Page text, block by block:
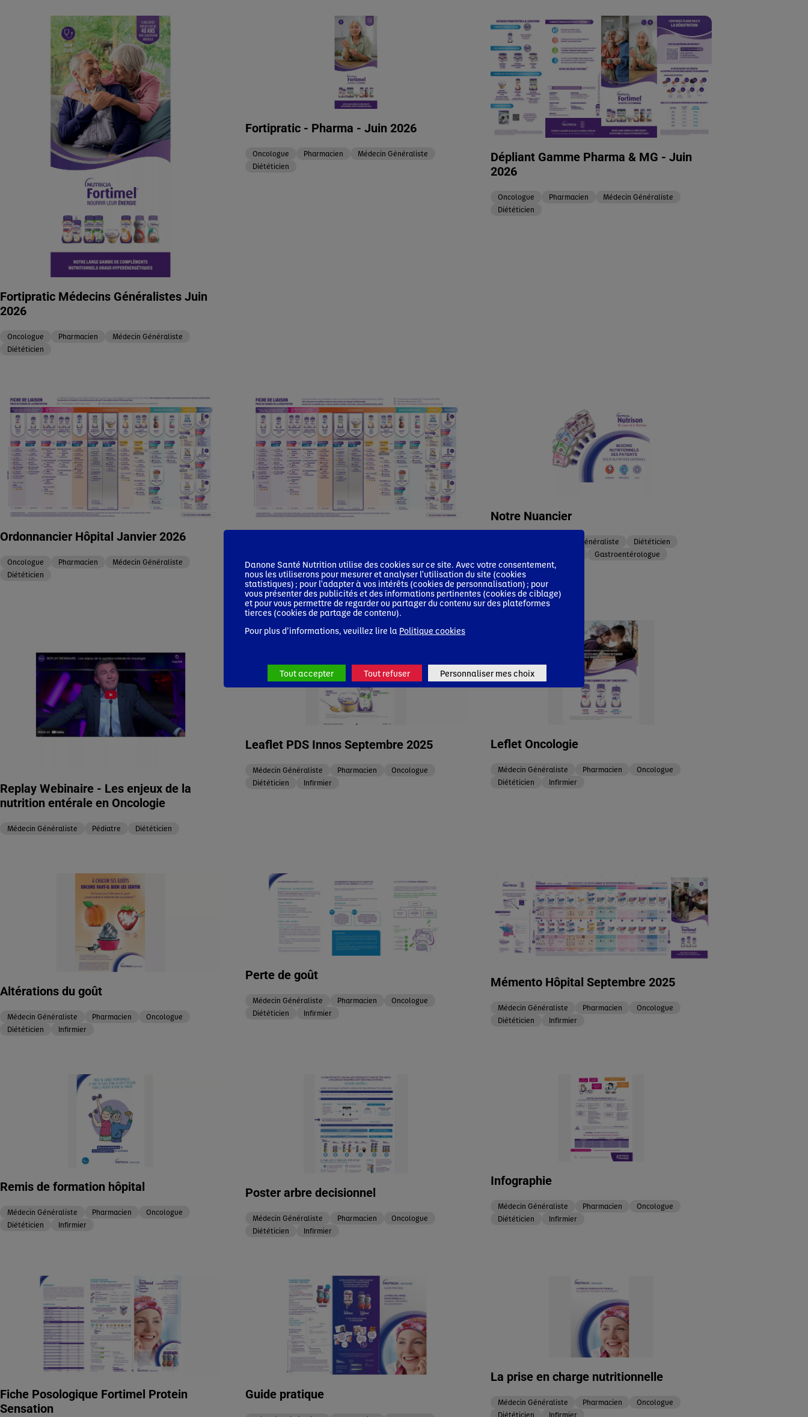
Fortipratic Médecins Généralistes Juin
2026
Oncologue Pharmacien
Médecin Généraliste
Diététicien
Fortipratic - Pharma - Juin 2026
Oncologue Pharmacien
Médecin Généraliste
Diététicien
Dépliant Gamme Pharma & MG - Juin
2026
Oncologue Pharmacien
Médecin Généraliste
Diététicien
Ordonnancier Hôpital Janvier 2026
Oncologue Pharmacien
Médecin Généraliste
Diététicien
Oncologue Pharmacien
Médecin Généraliste
Diététicien
Notre Nuancier
Médecin Généraliste
Diététicien
Gastroentérologue
Replay Webinaire - Les enjeux de la
nutrition entérale en Oncologie
Médecin Généraliste Pédiatre Diététicien
Leaflet PDS Innos Septembre 2025
Médecin Généraliste Pharmacien
Oncologue
Diététicien
Infirmier
Leflet Oncologie
Médecin Généraliste Pharmacien
Oncologue
Diététicien
Infirmier
Altérations du goût
Médecin Généraliste Pharmacien
Oncologue
Diététicien
Infirmier
Perte de goût
Médecin Généraliste Pharmacien
Oncologue
Diététicien
Infirmier
Mémento Hôpital Septembre 2025
Médecin Généraliste Pharmacien
Oncologue
Diététicien
Infirmier
Remis de formation hôpital
Médecin Généraliste Pharmacien
Oncologue
Diététicien
Infirmier
Poster arbre decisionnel
Médecin Généraliste Pharmacien
Oncologue
Diététicien
Infirmier
Infographie
Médecin Généraliste Pharmacien
Oncologue
Diététicien
Infirmier
Fiche Posologique Fortimel Protein
Sensation
Guide pratique
La prise en charge nutritionnelle
Médecin Généraliste Pharmacien
Oncologue
Diététicien
Infirmier
Danone Santé Nutrition utilise des cookies sur ce site. Avec votre consentement,
nous les utiliserons pour mesurer et analyser l'utilisation du site (cookies
statistiques) ; pour l'adapter à vos intérêts (cookies de personnalisation) ; pour
vous présenter des publicités et des informations pertinentes (cookies de ciblage)
et pour vous permettre de regarder ou partager du contenu sur des plateformes
tierces (cookies de partage de contenu).
Pour plus d’informations, veuillez lire la Politique cookies
Tout accepter Tout refuser Personnaliser mes choix